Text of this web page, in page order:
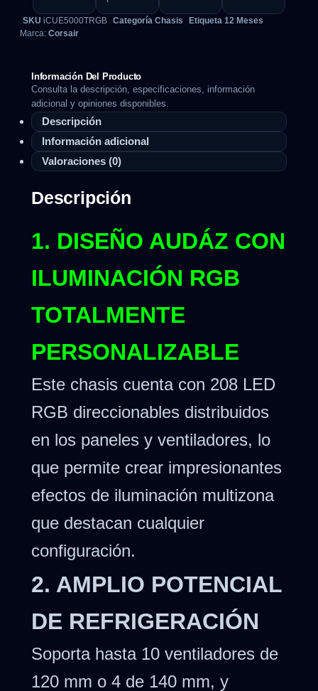
SKU iCUE5000TRGB Categoría Chasis Etiqueta 12 Meses
Marca: Corsair
Información Del Producto
Consulta la descripción, especificaciones, información
adicional y opiniones disponibles.
Descripción
Información adicional
Valoraciones (0)
Descripción
1. DISEÑO AUDÁZ CON
ILUMINACIÓN RGB
TOTALMENTE
PERSONALIZABLE
Este chasis cuenta con 208 LED
RGB direccionables distribuidos
en los paneles y ventiladores, lo
que permite crear impresionantes
efectos de iluminación multizona
que destacan cualquier
configuración.
2. AMPLIO POTENCIAL
DE REFRIGERACIÓN
Soporta hasta 10 ventiladores de
120 mm o 4 de 140 mm, y